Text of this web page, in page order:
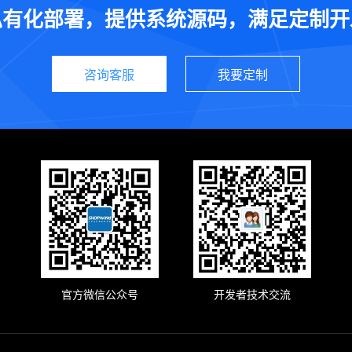
化部署，提供系统源码，满足定制
咨询客服 我要定制
官方微信公众号 开发者技术交流